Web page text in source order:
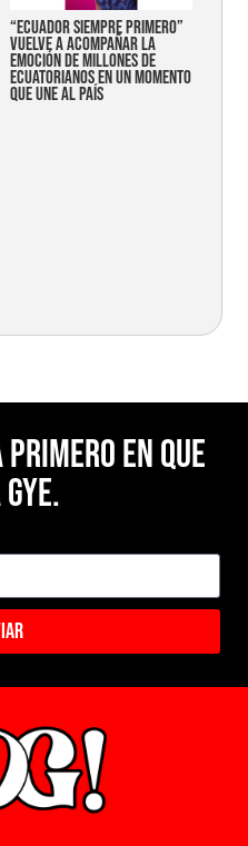
“Ecuador siempre primero”
vuelve a acompañar la
emoción de millones de
ecuatorianos en un momento
que une al país
en Que